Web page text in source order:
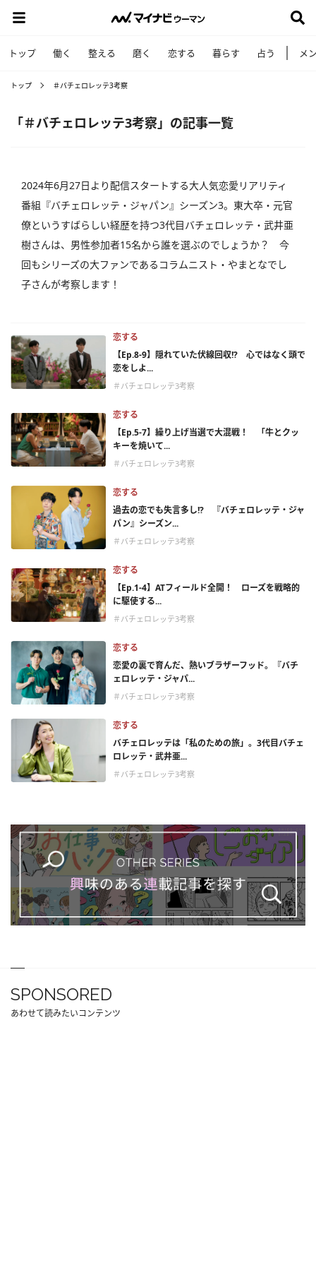
トップ 働く 整える 磨く 恋する 暮らす 占う メ
トップ ＃バチェロレッテ3考察
「＃バチェロレッテ3考察」の記事一覧
2024年6月27日より配信スタートする大人気恋愛リアリティ
番組『バチェロレッテ・ジャパン』シーズン3。東大卒・元官
僚というすばらしい経歴を持つ3代目バチェロレッテ・武井亜
樹さんは、男性参加者15名から誰を選ぶのでしょうか？ 今
回もシリーズの大ファンであるコラムニスト・やまとなでし
子さんが考察します！
恋する
【Ep.8-9】隠れていた伏線回収!? 心ではなく頭で
恋をしよ...
＃バチェロレッテ3考察
恋する
【Ep.5-7】繰り上げ当選で大混戦！ 「牛とクッ
キーを焼いて...
＃バチェロレッテ3考察
恋する
過去の恋でも失言多し!? 『バチェロレッテ・ジャ
パン』シーズン...
＃バチェロレッテ3考察
恋する
【Ep.1-4】ATフィールド全開！ ローズを戦略的
に駆使する...
＃バチェロレッテ3考察
恋する
恋愛の裏で育んだ、熱いブラザーフッド。『バチ
ェロレッテ・ジャパ...
＃バチェロレッテ3考察
恋する
バチェロレッテは「私のための旅」。3代目バチェ
ロレッテ・武井亜...
＃バチェロレッテ3考察
SPONSORED
あわせて読みたいコンテンツ